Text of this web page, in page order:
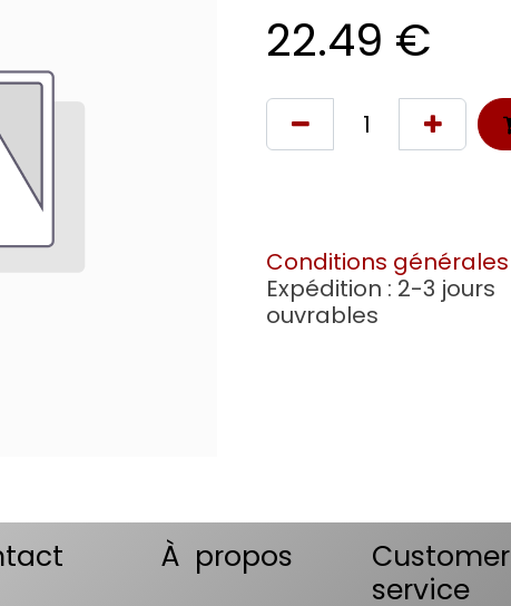
22.49 €
Conditions générales
Expédition : 2-3 jours
ouvrables
À propos
Customer
service